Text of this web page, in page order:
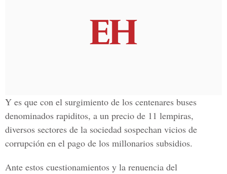
Y es que con el surgimiento de los centenares buses
denominados rapiditos, a un precio de 11 lempiras,
diversos sectores de la sociedad sospechan vicios de
corrupción en el pago de los millonarios subsidios.
Ante estos cuestionamientos y la renuencia del